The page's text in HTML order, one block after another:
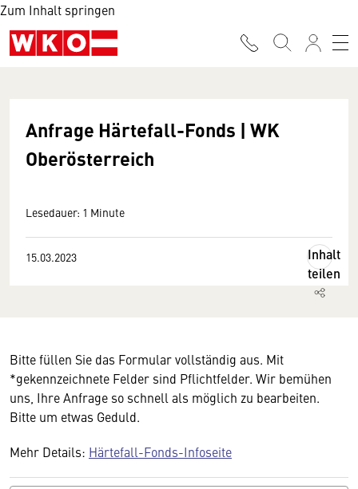
Zum Inhalt springen
Anfrage Härtefall-Fonds | WK
Oberösterreich
Lesedauer: 1 Minute
15.03.2023
Inhalt
teilen
Bitte füllen Sie das Formular vollständig aus. Mit
*gekennzeichnete Felder sind Pflichtfelder. Wir bemühen
uns, Ihre Anfrage so schnell als möglich zu bearbeiten.
Bitte um etwas Geduld.
Mehr Details: Härtefall-Fonds-Infoseite